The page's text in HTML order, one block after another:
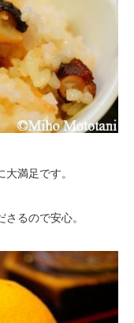
満足です。
るので安心。